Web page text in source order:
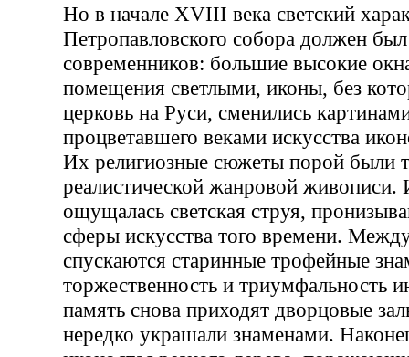
Но в начале XVIII века светский
Петропавловского собора должен
современников: большие высокие
помещения светлыми, иконы, без
церковь на Руси, сменились
процветавшего веками искусства
Их религиозные сюжеты порой были
реалистической жанровой живописи.
ощущалась светская струя,
сферы искусства того времени.
спускаются старинные трофейные
торжественность и триумфальность
память снова приходят дворцовые
нередко украшали знаменами.